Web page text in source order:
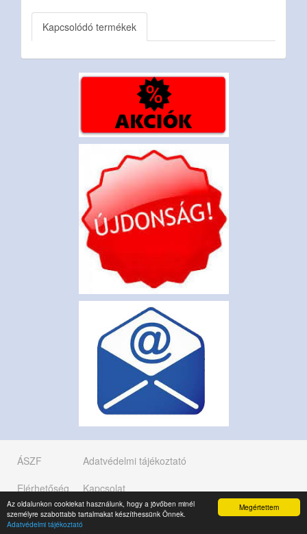
Megértettem
Az oldalunkon cookiekat használunk, hogy a jövőben minél
személyre szabottabb tartalmakat készíthessünk Önnek.
Adatvédelmi tájékoztató
Kapcsolódó termékek
ÁSZF
Adatvédelmi tájékoztató
Elérhetőség
Kapcsolat
Copyright © 2019 K.É.K. KFT.